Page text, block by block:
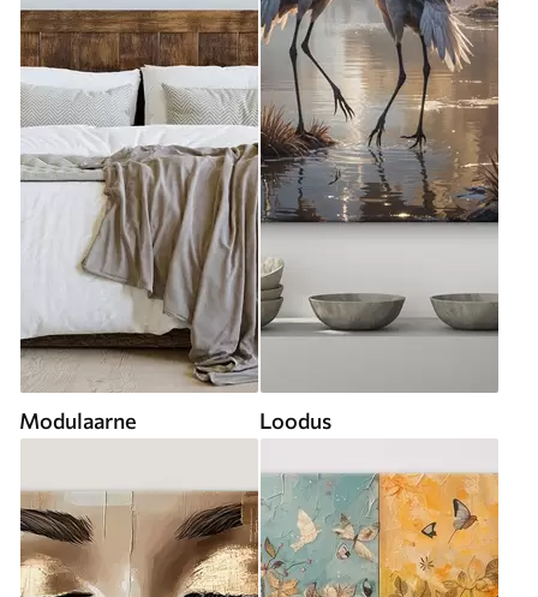
Modulaarne Loodus